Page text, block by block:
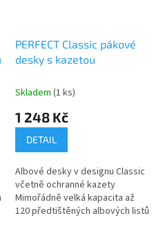
PERFECT Classic pákové
desky s kazetou
Skladem (1 ks)
1 248 Kč
DETAIL
Albové desky v designu Classic
včetně ochranné kazety
Mimořádně velká kapacita až
120 předtištěných albových listů